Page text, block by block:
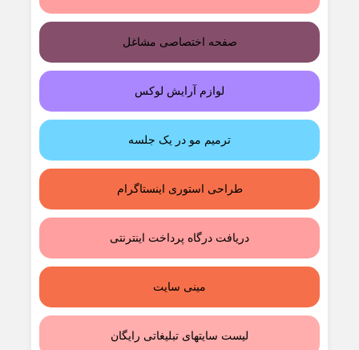
صفحه اختصاصی مشاغل
لوازم آرایش لوکس
ترمیم مو در یک جلسه
طراحی استوری اینستاگرام
دریافت درگاه پرداخت اینترنتی
مینی سایت
لیست سایتهای تبلیغاتی رایگان